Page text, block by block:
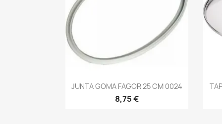
-->
JUNTA GOMA FAGOR 25 CM 0024
8,75 €